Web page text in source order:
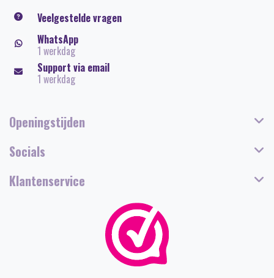
Veelgestelde vragen
WhatsApp
1 werkdag
Support via email
1 werkdag
Openingstijden
Socials
Klantenservice